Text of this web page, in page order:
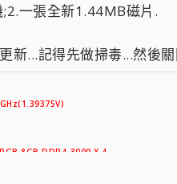
Grand RGB 850W(金牌全模)
光扇X2)
Windows7 x64日文）
一張全新1.44MB磁片.
新...記得先做掃毒...然後
8GB DDR4-3000 X 4